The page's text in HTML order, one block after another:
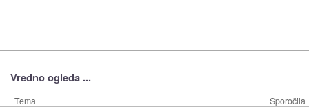
Vredno ogleda ...
Tema Sporočila